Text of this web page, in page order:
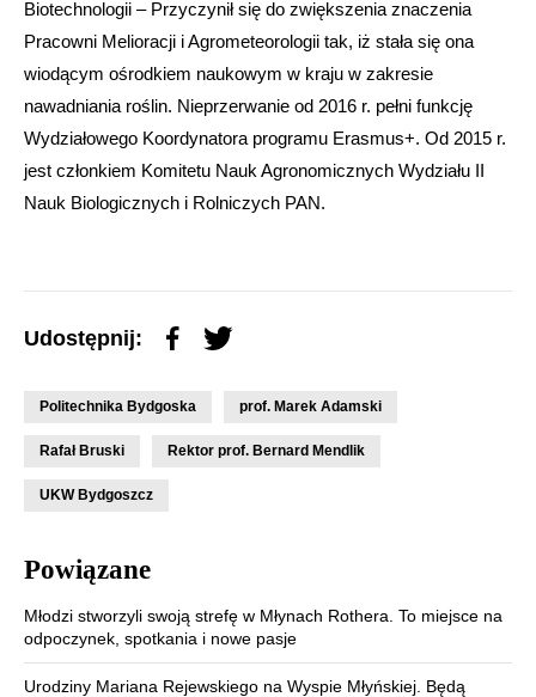
Biotechnologii – Przyczynił się do zwiększenia znaczenia
Pracowni Melioracji i Agrometeorologii tak, iż stała się ona
wiodącym ośrodkiem naukowym w kraju w zakresie
nawadniania roślin. Nieprzerwanie od 2016 r. pełni funkcję
Wydziałowego Koordynatora programu Erasmus+. Od 2015 r.
jest członkiem Komitetu Nauk Agronomicznych Wydziału II
Nauk Biologicznych i Rolniczych PAN.
Udostępnij:
Politechnika Bydgoska prof. Marek Adamski
Rafał Bruski Rektor prof. Bernard Mendlik
UKW Bydgoszcz
Powiązane
Młodzi stworzyli swoją strefę w Młynach Rothera. To miejsce na
odpoczynek, spotkania i nowe pasje
Urodziny Mariana Rejewskiego na Wyspie Młyńskiej. Będą